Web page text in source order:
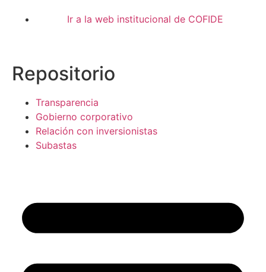
Ir a la web institucional de COFIDE
Repositorio
Transparencia
Gobierno corporativo
Relación con inversionistas
Subastas